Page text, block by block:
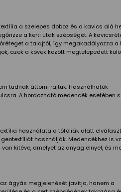
a szelepes doboz és a kavics alá
a kerti utak szépségét. A
a talajtól, így megakadályozza a
azok a kövek között megtelepedett
tudnak áttörni rajtuk. Használhatók
A hordozható medencék esetében
használata a tófóliák alatt
használják. Medencékhez is
kitéve, amelyet az anyag elnyel, és
ágyás megjelenését javítja, hanem a